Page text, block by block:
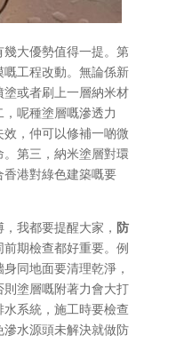
幾大優勢值得一提。第
工程改動。無論係新
或者刷上一層納米材
呢種塗層嘅滲透力
，仲可以修補一啲微
第三，納米塗層對環
港對綠色建築嘅要
我都要提醒大家， 防
期檢查都好重要。例
同地面要清理乾淨，
塗層嘅附著力會大打
系統，施工時要檢查
水源頭未解決就做防